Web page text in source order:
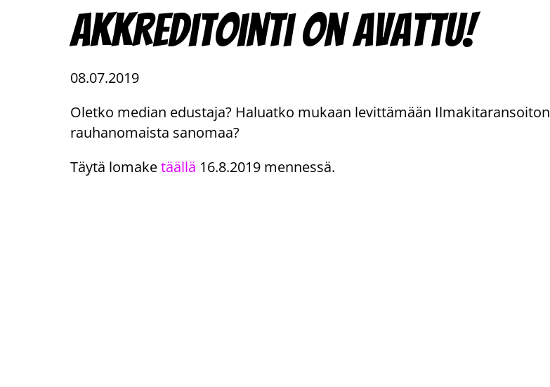
Akkreditointi on avattu!
08.07.2019
Oletko median edustaja? Haluatko mukaan levittämään Ilmakitaransoiton
rauhanomaista sanomaa?
Täytä lomaketäällä 16.8.2019 mennessä.